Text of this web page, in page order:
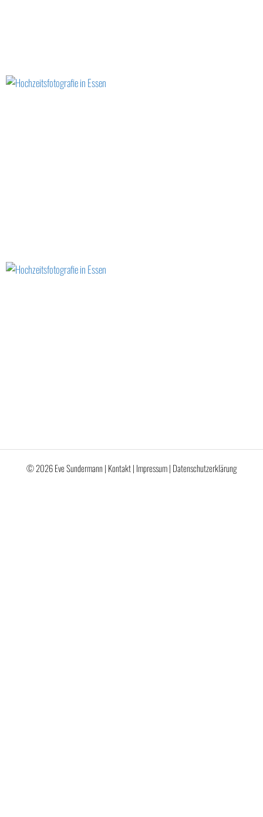
© 2026 Eve Sundermann | Kontakt| Impressum| Datenschutzerklärung